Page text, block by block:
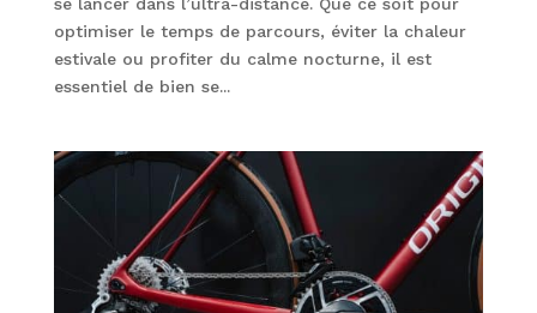
optimiser le temps de parcours, éviter la chaleur
estivale ou profiter du calme nocturne, il est
essentiel de bien se...